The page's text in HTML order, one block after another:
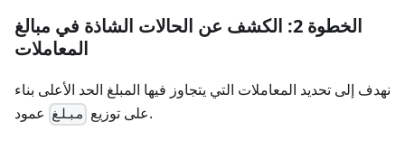
الخطوة 2: الكشف عن الحالات الشاذة في مبالغ
المعاملات
نهدف إلى تحديد المعاملات التي يتجاوز فيها المبلغ الحد الأعلى بناء
على توزيع مبلغ عمود.